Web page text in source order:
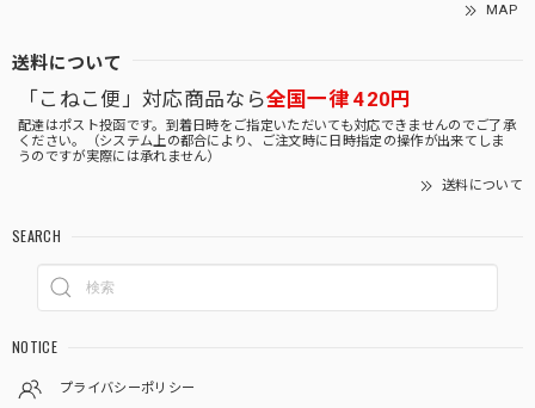
MAP
送料について
「こねこ便」対応商品なら全国一律 420円
配達はポスト投函です。到着日時をご指定いただいても対応できませんのでご了承
ください。（システム上の都合により、ご注文時に日時指定の操作が出来てしま
うのですが実際には承れません）
送料について
SEARCH
NOTICE
プライバシーポリシー